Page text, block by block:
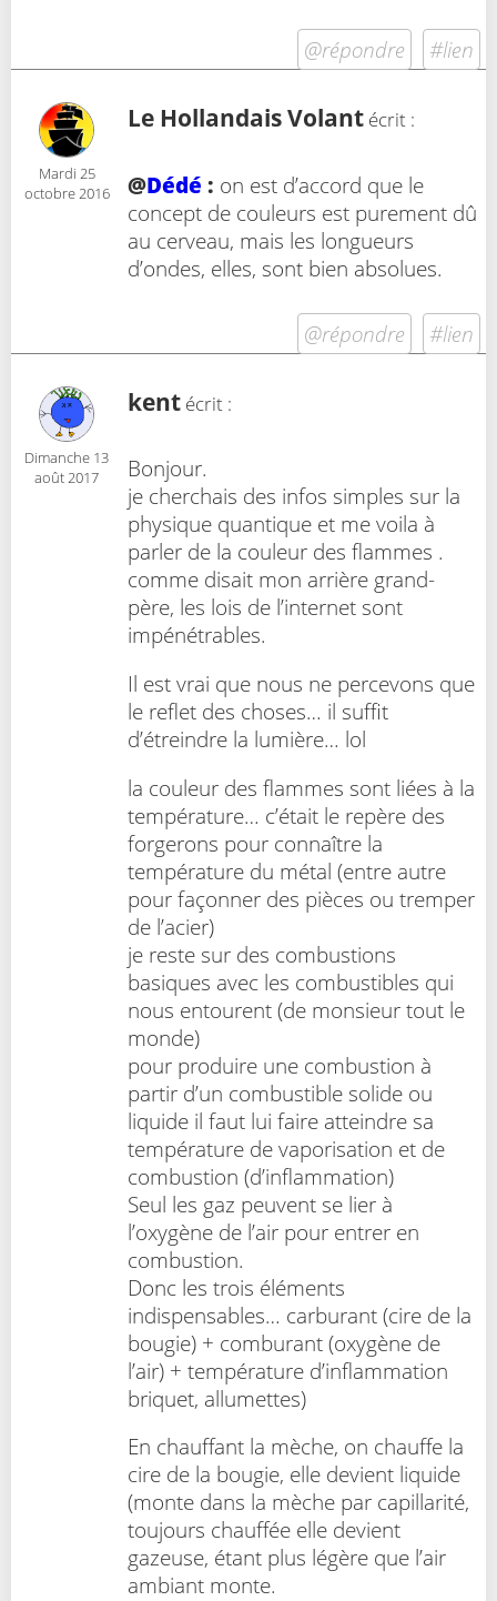
@répondre #lien
Mardi 25
octobre 2016
Le Hollandais Volant écrit :
@Dédé : on est d’accord que le
concept de couleurs est purement dû
au cerveau, mais les longueurs
d’ondes, elles, sont bien absolues.
@répondre #lien
Dimanche 13
août 2017
kent écrit :
Bonjour.
je cherchais des infos simples sur la
physique quantique et me voila à
parler de la couleur des flammes .
comme disait mon arrière grand-
père, les lois de l’internet sont
impénétrables.
Il est vrai que nous ne percevons que
le reflet des choses… il suffit
d’étreindre la lumière… lol
la couleur des flammes sont liées à la
température… c’était le repère des
forgerons pour connaître la
température du métal (entre autre
pour façonner des pièces ou tremper
de l’acier)
je reste sur des combustions
basiques avec les combustibles qui
nous entourent (de monsieur tout le
monde)
pour produire une combustion à
partir d’un combustible solide ou
liquide il faut lui faire atteindre sa
température de vaporisation et de
combustion (d’inflammation)
Seul les gaz peuvent se lier à
l’oxygène de l’air pour entrer en
combustion.
Donc les trois éléments
indispensables… carburant (cire de la
bougie) + comburant (oxygène de
l’air) + température d’inflammation
briquet, allumettes)
En chauffant la mèche, on chauffe la
cire de la bougie, elle devient liquide
(monte dans la mèche par capillarité,
toujours chauffée elle devient
gazeuse, étant plus légère que l’air
ambiant monte.